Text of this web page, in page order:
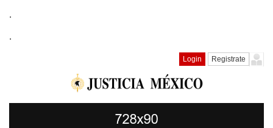
.
.
Login Registrate